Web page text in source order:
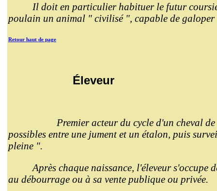
Il doit en particulier habituer le futur
poulain un animal " civilisé ", capable de galoper
Retour haut de page
Éleveur
Premier acteur du cycle d'un cheval
possibles entre une jument et un étalon, puis
pleine ".
Après chaque naissance, l'éleveur
au débourrage ou à sa vente publique ou privée.